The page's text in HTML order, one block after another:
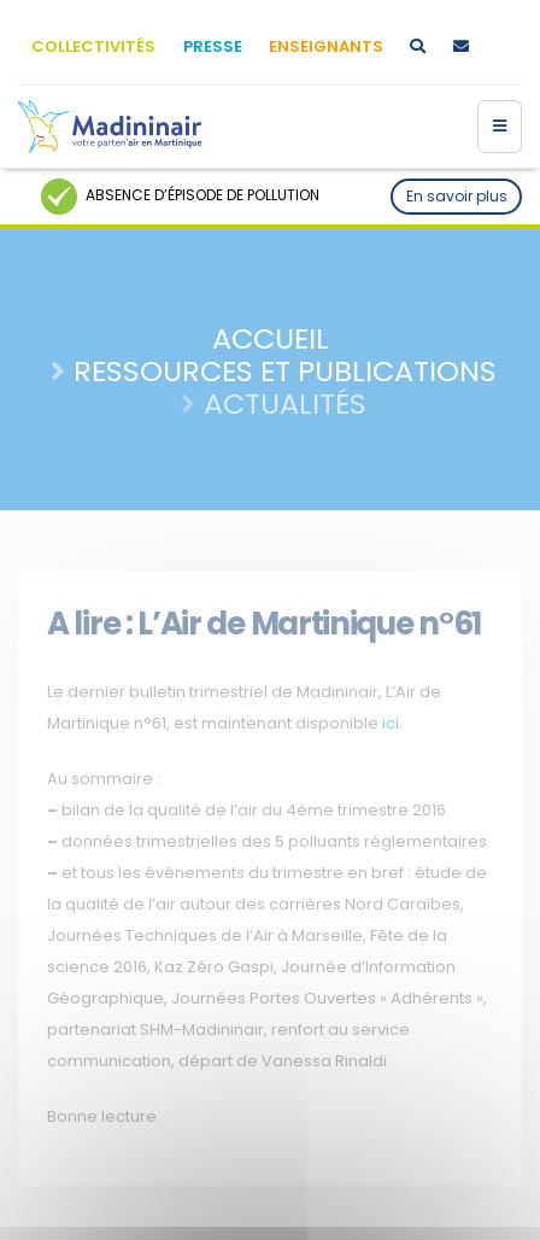
COLLECTIVITÉS PRESSE ENSEIGNANTS
ABSENCE D’ÉPISODE DE POLLUTION En savoir plus
ACCUEIL
RESSOURCES ET PUBLICATIONS
ACTUALITÉS
A lire : L’Air de Martinique n°61
Le dernier bulletin trimestriel de Madininair, L’Air de
Martinique n°61, est maintenant disponible ici.
Au sommaire :
– bilan de la qualité de l’air du 4ème trimestre 2016
– données trimestrielles des 5 polluants réglementaires
– et tous les événements du trimestre en bref : étude de
la qualité de l’air autour des carrières Nord Caraïbes,
Journées Techniques de l’Air à Marseille, Fête de la
science 2016, Kaz Zéro Gaspi, Journée d’Information
Géographique, Journées Portes Ouvertes « Adhérents »,
partenariat SHM-Madininair, renfort au service
communication, départ de Vanessa Rinaldi.
Bonne lecture.